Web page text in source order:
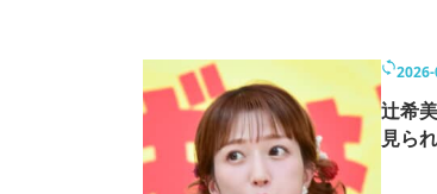
ITエンジニア向け専門サイト
モノづくり技術者専門サイト
辻希
見ら